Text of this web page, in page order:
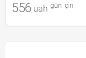
556 uah gün için